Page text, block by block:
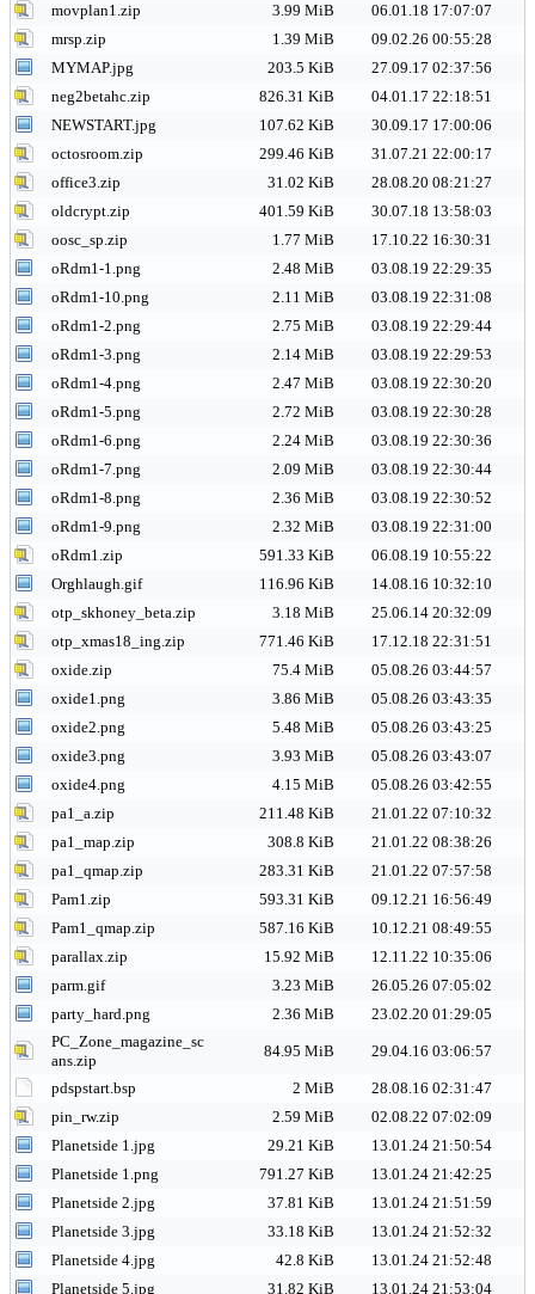
movplan1.zip
3.99 MiB
06.01.18 17:07:07
mrsp.zip
1.39 MiB
09.02.26 00:55:28
MYMAP.jpg
203.5 KiB
27.09.17 02:37:56
neg2betahc.zip
826.31 KiB
04.01.17 22:18:51
NEWSTART.jpg
107.62 KiB
30.09.17 17:00:06
octosroom.zip
299.46 KiB
31.07.21 22:00:17
office3.zip
31.02 KiB
28.08.20 08:21:27
oldcrypt.zip
401.59 KiB
30.07.18 13:58:03
oosc_sp.zip
1.77 MiB
17.10.22 16:30:31
oRdm1-1.png
2.48 MiB
03.08.19 22:29:35
oRdm1-10.png
2.11 MiB
03.08.19 22:31:08
oRdm1-2.png
2.75 MiB
03.08.19 22:29:44
oRdm1-3.png
2.14 MiB
03.08.19 22:29:53
oRdm1-4.png
2.47 MiB
03.08.19 22:30:20
oRdm1-5.png
2.72 MiB
03.08.19 22:30:28
oRdm1-6.png
2.24 MiB
03.08.19 22:30:36
oRdm1-7.png
2.09 MiB
03.08.19 22:30:44
oRdm1-8.png
2.36 MiB
03.08.19 22:30:52
oRdm1-9.png
2.32 MiB
03.08.19 22:31:00
oRdm1.zip
591.33 KiB
06.08.19 10:55:22
Orghlaugh.gif
116.96 KiB
14.08.16 10:32:10
otp_skhoney_beta.zip
3.18 MiB
25.06.14 20:32:09
otp_xmas18_ing.zip
771.46 KiB
17.12.18 22:31:51
oxide.zip
75.4 MiB
05.08.26 03:44:57
oxide1.png
3.86 MiB
05.08.26 03:43:35
oxide2.png
5.48 MiB
05.08.26 03:43:25
oxide3.png
3.93 MiB
05.08.26 03:43:07
oxide4.png
4.15 MiB
05.08.26 03:42:55
pa1_a.zip
211.48 KiB
21.01.22 07:10:32
pa1_map.zip
308.8 KiB
21.01.22 08:38:26
pa1_qmap.zip
283.31 KiB
21.01.22 07:57:58
Pam1.zip
593.31 KiB
09.12.21 16:56:49
Pam1_qmap.zip
587.16 KiB
10.12.21 08:49:55
parallax.zip
15.92 MiB
12.11.22 10:35:06
parm.gif
3.23 MiB
26.05.26 07:05:02
party_hard.png
2.36 MiB
23.02.20 01:29:05
PC_Zone_magazine_sc
ans.zip
84.95 MiB 29.04.16 03:06:57
pdspstart.bsp 2 MiB
28.08.16 02:31:47
pin_rw.zip
2.59 MiB
02.08.22 07:02:09
Planetside 1.jpg
29.21 KiB
13.01.24 21:50:54
Planetside 1.png
791.27 KiB
13.01.24 21:42:25
Planetside 2.jpg
37.81 KiB
13.01.24 21:51:59
Planetside 3.jpg
33.18 KiB
13.01.24 21:52:32
Planetside 4.jpg
42.8 KiB
13.01.24 21:52:48
Planetside 5.jpg
31.82 KiB 13.01.24 21:53:04